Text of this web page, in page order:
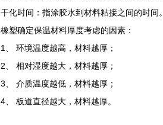
干化时间：指涂胶水到材料粘接之间的时间。
橡塑确定保温材料厚度考虑的因素：
1、 环境温度越高，材料越厚；
2、 相对湿度越大，材料越厚；
3、 介质温度越低，材料越厚；
4、 板道直径越大，材料越厚。